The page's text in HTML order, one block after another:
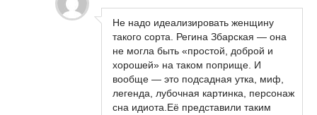
Не надо идеализировать женщину
такого сорта. Регина Збарская — она
не могла быть «простой, доброй и
хорошей» на таком поприще. И
вообще — это подсадная утка, миф,
легенда, лубочная картинка, персонаж
сна идиота.Её представили таким